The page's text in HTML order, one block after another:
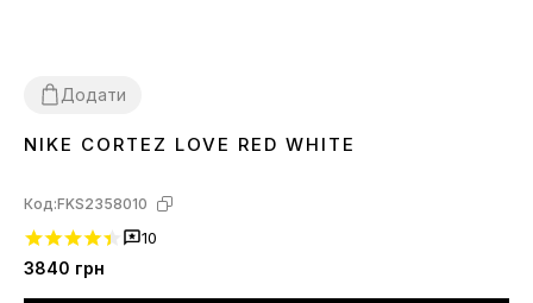
Додати
3843 4445
NIKE CORTEZ LOVE RED WHITE
Код:FKS2358010
10
3840 грн